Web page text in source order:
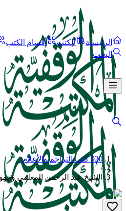
الرئيسية الكتب أقسام الكتب
البحث
920 كتب التراجم والأعلام
/
الشيخ عبد الرحمن المعلمي